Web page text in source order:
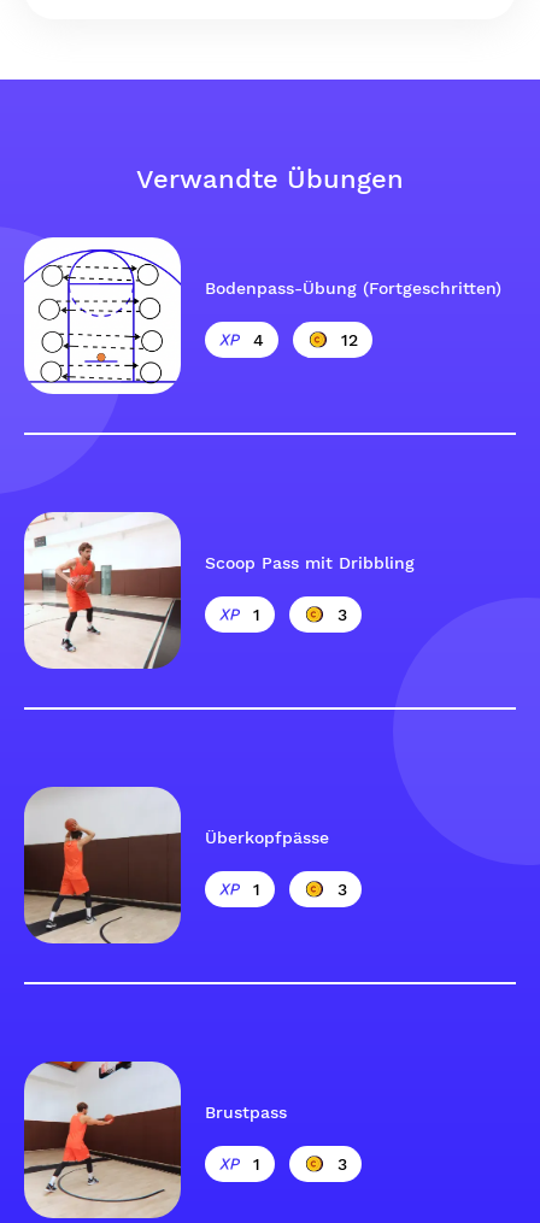
Verwandte Übungen
Bodenpass-Übung (Fortgeschritten)
4 12
Scoop Pass mit Dribbling
1 3
Überkopfpässe
1 3
Brustpass
1 3